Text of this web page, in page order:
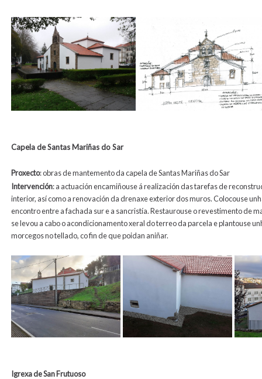
Capela de Santas Mariñas do Sar
Proxecto:obras de mantemento da capela de Santas Mariñas do Sar
Intervención: a actuación encamiñouse á realización das tarefas de
interior, así como a renovación da drenaxe exterior dos muros. Colocouse
encontro entre a fachada sur e a sancristía. Restaurouse o revestimento de
se levou a cabo o acondicionamento xeral do terreo da parcela e plantouse
morcegos no tellado, co fin de que poidan aniñar.
Igrexa de San Frutuoso